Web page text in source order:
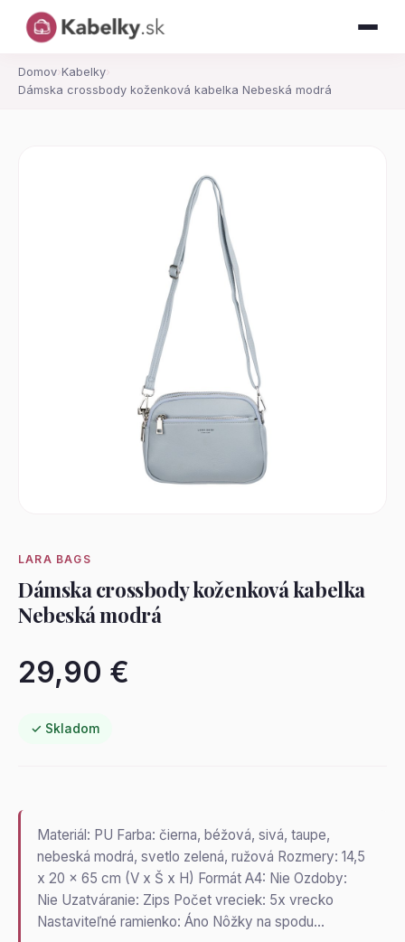
Domov› Kabelky›
Dámska crossbody koženková kabelka Nebeská modrá
LARA BAGS
Dámska crossbody koženková kabelka
Nebeská modrá
29,90 €
✓ Skladom
Materiál: PU Farba: čierna, béžová, sivá, taupe,
nebeská modrá, svetlo zelená, ružová Rozmery: 14,5
x 20 x 65 cm (V x Š x H) Formát A4: Nie Ozdoby:
Nie Uzatváranie: Zips Počet vreciek: 5x vrecko
Nastaviteľné ramienko: Áno Nôžky na spodu…